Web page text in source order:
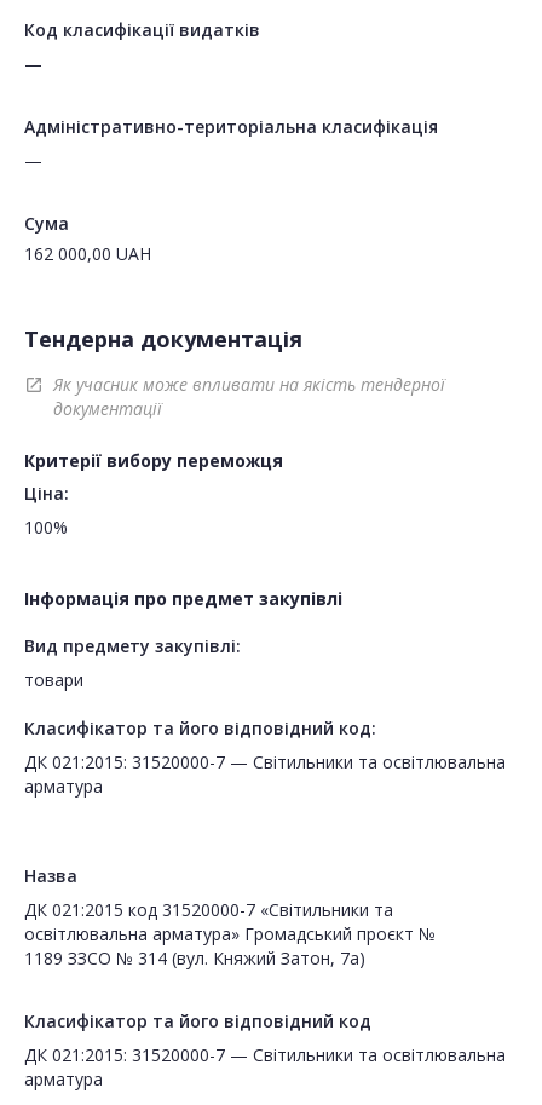
Код класифікації видатків
—
Адміністративно-територіальна класифікація
—
Сума
162 000,00 UAH
Тендерна документація
open_in_new
Як учасник може впливати на якість тендерної
документації
Критерії вибору переможця
Ціна:
100%
Інформація про предмет закупівлі
Вид предмету закупівлі:
товари
Класифікатор та його відповідний код:
ДК 021:2015: 31520000-7 — Світильники та освітлювальна
арматура
Назва
ДК 021:2015 код 31520000-7 «Світильники та
освітлювальна арматура» Громадський проєкт №
1189 ЗЗСО № 314 (вул. Княжий Затон, 7а)
Класифікатор та його відповідний код
ДК 021:2015: 31520000-7 — Світильники та освітлювальна
арматура